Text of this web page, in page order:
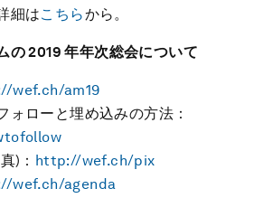
細はこちらから。
の 2019 年年次総会について
wef.ch/am19
ォローと埋め込みの方法：
)： http://wef.ch/pix
wef.ch/agenda